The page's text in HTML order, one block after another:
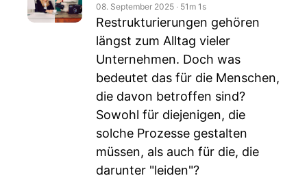
08. September 2025 ‧ 51m 1s
Restrukturierungen gehören
längst zum Alltag vieler
Unternehmen. Doch was
bedeutet das für die Menschen,
die davon betroffen sind?
Sowohl für diejenigen, die
solche Prozesse gestalten
müssen, als auch für die, die
darunter "leiden"?